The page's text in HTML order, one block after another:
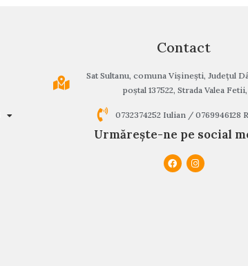
Contact
Sat Sultanu, comuna Vișinești, Județul
poștal 137522, Strada Valea
0732374252 Iulian / 0769946128
Urmărește-ne pe social